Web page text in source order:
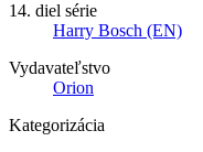
14. diel série
Harry Bosch (EN)
Vydavateľstvo
Orion
Kategorizácia